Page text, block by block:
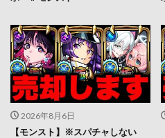
2026年8月6日
【モンスト】※スパチャしない